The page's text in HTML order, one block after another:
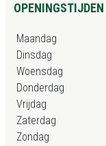
OPENINGSTIJDEN
Maandag
Dinsdag
Woensdag
Donderdag
Vrijdag
Zaterdag
Zondag